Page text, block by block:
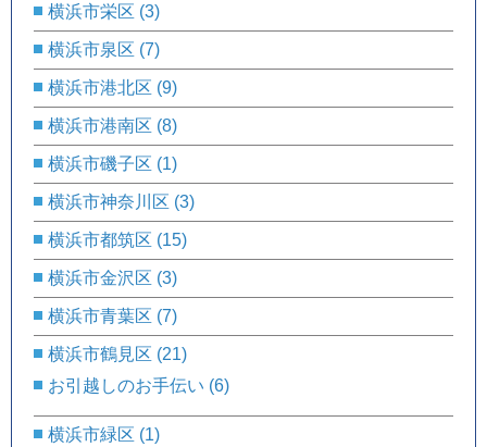
横浜市栄区 (3)
横浜市泉区 (7)
横浜市港北区 (9)
横浜市港南区 (8)
横浜市磯子区 (1)
横浜市神奈川区 (3)
横浜市都筑区 (15)
横浜市金沢区 (3)
横浜市青葉区 (7)
横浜市鶴見区 (21)
お引越しのお手伝い (6)
横浜市緑区 (1)